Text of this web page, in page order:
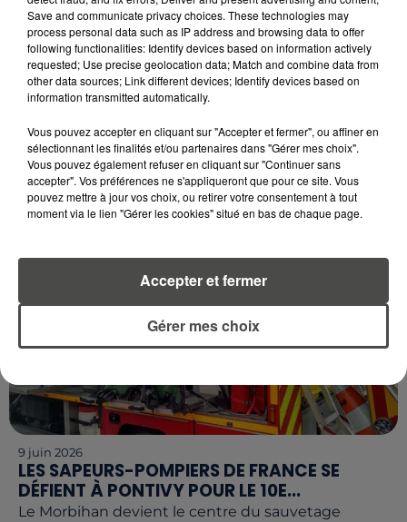
9 juin 2026
LE BELEM FÊTE SES 130 ANS, LES SECRETS D'UN
MONUMENT HISTORIQUE VIVANT
Le 10 juin 1896, les chantiers Dubigeon lançaient à
Nantes le « Belem ». 130 ans plus tard, ce trois-mâts
à coque d'acier est le dernier grand voilier de sa...
9 juin 2026
LES SAPEURS-POMPIERS DE FRANCE SE
DÉFIENT À PONTIVY POUR LE 10E...
Le Morbihan devient le centre du sauvetage
Save and communicate privacy choices. These technologies may
process personal data such as IP address and browsing data to offer
following functionalities: Identify devices based on information actively
requested; Use precise geolocation data; Match and combine data from
other data sources; Link different devices; Identify devices based on
information transmitted automatically.
Vous pouvez accepter en cliquant sur "Accepter et fermer", ou affiner en
sélectionnant les finalités et/ou partenaires dans "Gérer mes choix".
Vous pouvez également refuser en cliquant sur "Continuer sans
accepter". Vos préférences ne s'appliqueront que pour ce site. Vous
pouvez mettre à jour vos choix, ou retirer votre consentement à tout
moment via le lien "Gérer les cookies" situé en bas de chaque page.
Gérer mes choix
Accepter et fermer